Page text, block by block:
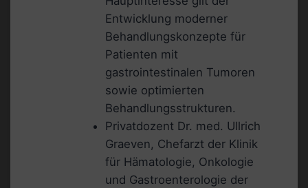
Entwicklung moderner
Behandlungskonzepte für
Patienten mit
gastrointestinalen Tumoren
sowie optimierten
Behandlungsstrukturen.
Privatdozent Dr. med. Ullrich
Graeven, Chefarzt der Klinik
für Hämatologie, Onkologie
und Gastroenterologie der